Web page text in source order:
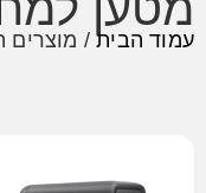
עמוד הבית/ מוצרים